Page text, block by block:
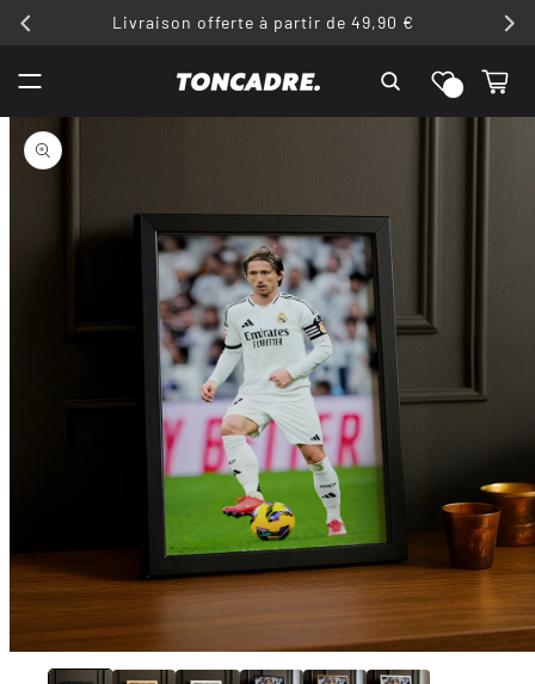
Livraison offerte à partir de 49,90 €
Liste de
souhaits
Panier
PASSER AUX
INFORMATIONS
PRODUITS